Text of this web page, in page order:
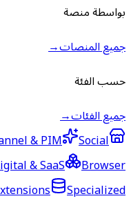
بواسطة منصة
جميع المنصات→
حسب الفئة
جميع الفئات→
& PIM
Social
& SaaS
Browser
Specialized